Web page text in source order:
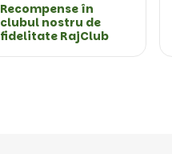
Recompense în
clubul nostru de
fidelitate RajClub